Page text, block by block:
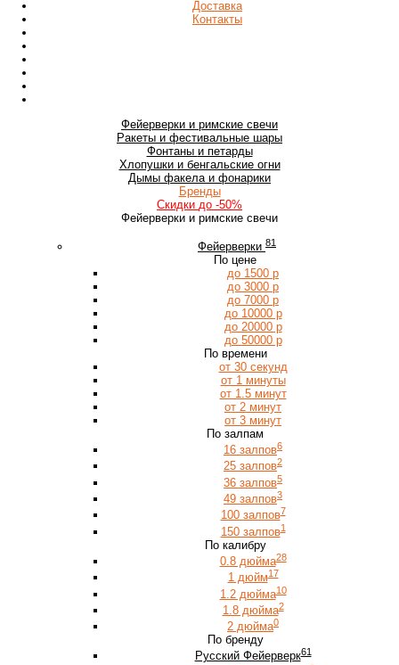
Доставка
Контакты
Фейерверки и римские свечи
Ракеты и фестивальные шары
Фонтаны и петарды
Хлопушки и бенгальские огни
Дымы факела и фонарики
Бренды
Скидки до -50%
Фейерверки и римские свечи
Фейерверки 81
По цене
до 1500 р
до 3000 р
до 7000 р
до 10000 р
до 20000 р
до 50000 р
По времени
от 30 секунд
от 1 минуты
от 1.5 минут
от 2 минут
от 3 минут
По залпам
16 залпов6
25 залпов2
36 залпов5
49 залпов3
100 залпов7
150 залпов1
По калибру
0.8 дюйма28
1 дюйм17
1.2 дюйма10
1.8 дюйма2
2 дюйма0
По бренду
Русский Фейерверк61